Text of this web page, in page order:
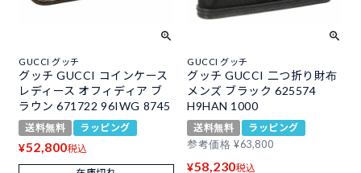
GUCCI グッチ
グッチ GUCCI コインケース
レディース オフィディア ブ
ラウン 671722 96IWG 8745
送料無料 ラッピング
¥52,800税込
GUCCI グッチ
グッチ GUCCI 二つ折り財布
メンズ ブラック 625574
H9HAN 1000
送料無料
ラッピング
参考価格 ¥63,800
¥58,230税込